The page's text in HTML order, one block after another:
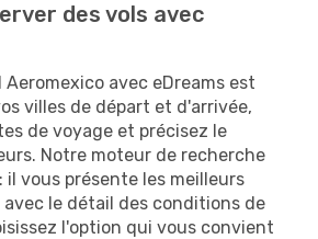
des vols avec
avec eDreams est
villes de départ et d'arrivée,
de voyage et précisez le
Notre moteur de recherche
il vous présente les meilleurs
le détail des conditions de
l'option qui vous convient